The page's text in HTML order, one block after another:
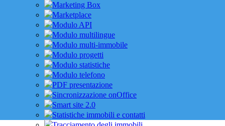
Marketing Box
Marketplace
Modulo API
Modulo multilingue
Modulo multi-immobile
Modulo progetti
Modulo statistiche
Modulo telefono
PDF presentazione
Sincronizzazione onOffice
Smart site 2.0
Statistiche immobili e contatti